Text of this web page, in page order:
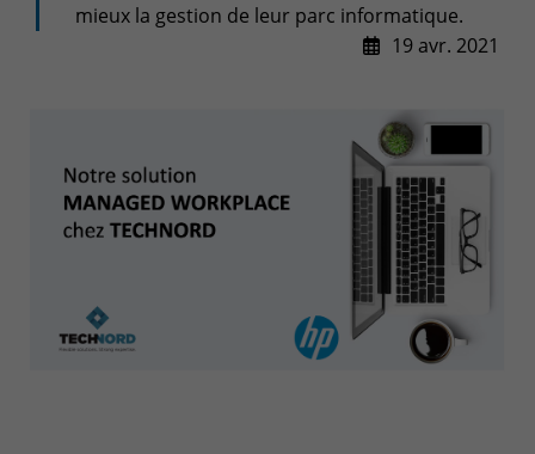
Support pour incidents & demandes de services
Service Clients
Suivi des livraisons
Service Facturation
mieux la gestion de leur parc informatique.
19 avr. 2021